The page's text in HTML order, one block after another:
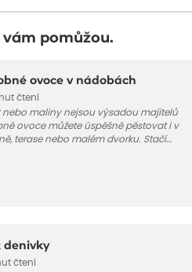
pomůžou.
ovoce v nádobách
čtení
nebo maliny nejsou výsadou majitelů
ovoce můžete úspěšně pěstovat i v
terase nebo malém dvorku. Stačí
V tomto článku vám poradíme, jak na
denivky
čtení